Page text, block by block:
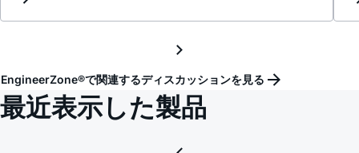
EngineerZone®で関連するディスカッションを見る
最近表示した製品